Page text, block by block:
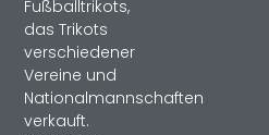
Fußballtrikots,
das Trikots
verschiedener
Vereine und
Nationalmannschaften
verkauft.